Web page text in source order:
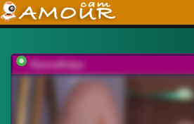
AlyonaKatya